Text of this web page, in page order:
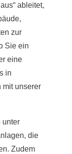
ableitet,
zur
Sie ein
eine
in
mit unserer
unter
die
Zudem